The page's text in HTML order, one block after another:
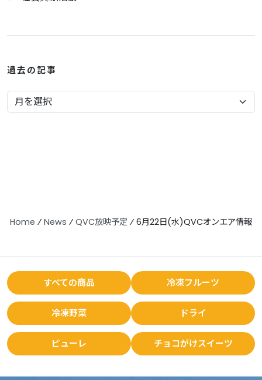
過去の記事
Home ⁄ News ⁄ QVC放映予定 ⁄ 6月22日(水)QVCオンエア情報
すべての商品 冷凍フルーツ
冷凍野菜 ドライ
ピューレ チョコがけスイーツ